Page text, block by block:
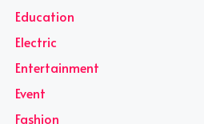
Education
Electric
Entertainment
Event
Fashion